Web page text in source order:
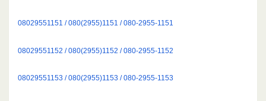
08029551151 / 080(2955)1151 / 080-2955-1151
08029551152 / 080(2955)1152 / 080-2955-1152
08029551153 / 080(2955)1153 / 080-2955-1153